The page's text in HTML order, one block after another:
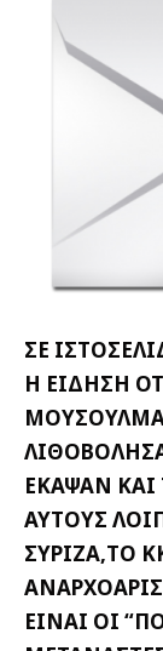
ΣΕ
Η ΕΙΔΗΣΗ
ΕΚΑΨΑΝ
ΑΥΤΟΥΣ
ΣΥΡΙΖΑ,ΤΟ
ΕΙΝΑΙ ΟΙ